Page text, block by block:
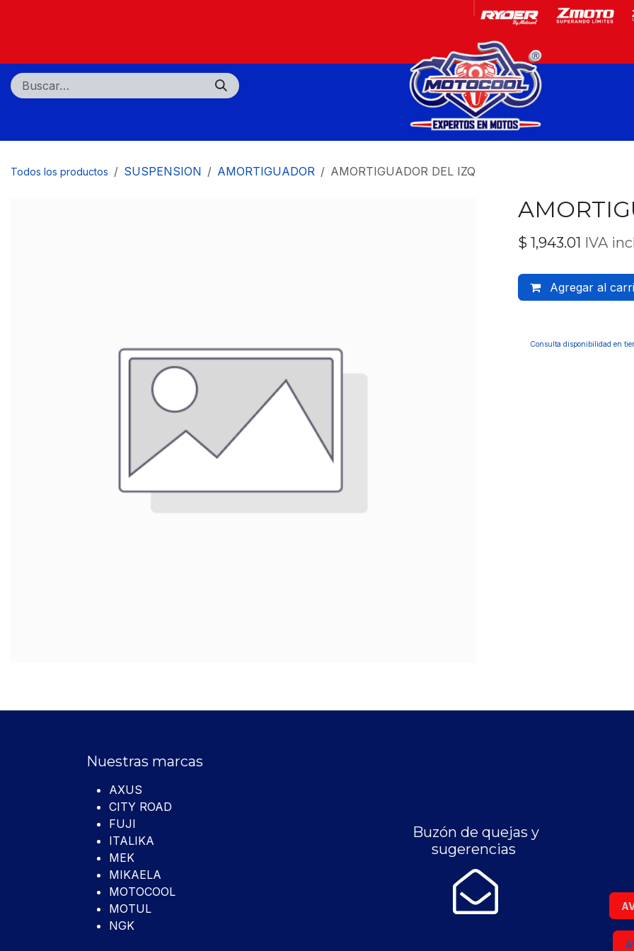
Todos los productos SUSPENSION AMORTIGUADOR AMORTIGUADOR DEL IZQ
$ 1,943.01 IVA
Agregar al
Consulta disponibilidad en
Nuestras marcas
AXUS
CITY ROAD
FUJI
ITALIKA
MEK
MIKAELA
MOTOCOOL
MOTUL
NGK
Buzón de quejas y
sugerencias